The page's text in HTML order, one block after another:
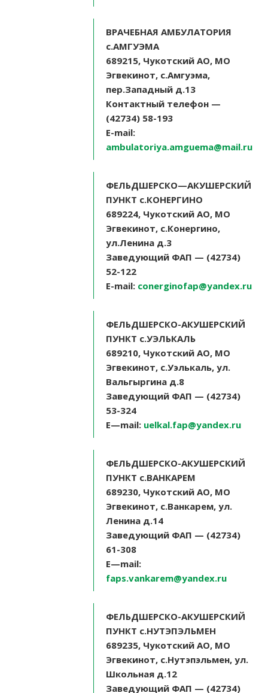
ВРАЧЕБНАЯ АМБУЛАТОРИЯ
с.АМГУЭМА
689215, Чукотский АО, МО
Эгвекинот, с.Амгуэма,
пер.Западный д.13
Контактный телефон —
(42734) 58-193
E-mail:
ambulatoriya.amguema@mail.ru
ФЕЛЬДШЕРСКО—АКУШЕРСКИЙ
ПУНКТ с.КОНЕРГИНО
689224, Чукотский АО, МО
Эгвекинот, с.Конергино,
ул.Ленина д.3
Заведующий ФАП — (42734)
52-122
E-mail: conerginofap@yandex.ru
ФЕЛЬДШЕРСКО-АКУШЕРСКИЙ
ПУНКТ с.УЭЛЬКАЛЬ
689210, Чукотский АО, МО
Эгвекинот, с.Уэлькаль, ул.
Вальгыргина д.8
Заведующий ФАП — (42734)
53-324
E—mail: uelkal.fap@yandex.ru
ФЕЛЬДШЕРСКО-АКУШЕРСКИЙ
ПУНКТ с.ВАНКАРЕМ
689230, Чукотский АО, МО
Эгвекинот, с.Ванкарем, ул.
Ленина д.14
Заведующий ФАП — (42734)
61-308
E—mail:
faps.vankarem@yandex.ru
ФЕЛЬДШЕРСКО-АКУШЕРСКИЙ
ПУНКТ с.НУТЭПЭЛЬМЕН
689235, Чукотский АО, МО
Эгвекинот, с.Нутэпэльмен, ул.
Школьная д.12
Заведующий ФАП — (42734)